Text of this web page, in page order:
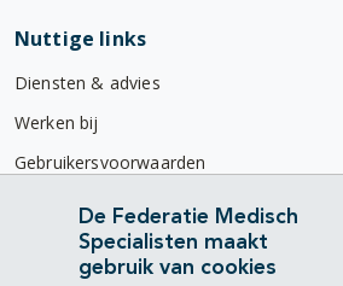
Nuttige links
Diensten & advies
Werken bij
Gebruikersvoorwaarden
Privacyverklaring
Contact
De Federatie Medisch
Specialisten maakt
gebruik van cookies